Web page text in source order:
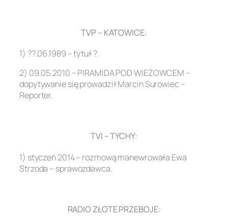
TVP – KATOWICE:
1) ??.06.1989 – tytuł ?.
2) 09.05.2010 – PIRAMIDA POD WIEŻOWCEM –
dopytywanie się prowadził Marcin Surowiec –
Reporter.
TVI – TYCHY:
1) styczeń 2014 – rozmową manewrowała Ewa
Strzoda – sprawozdawca.
RADIO ZŁOTE PRZEBOJE: